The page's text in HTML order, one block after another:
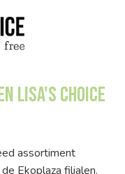
Lisa's Choice
assortiment
Ekoplaza filialen.